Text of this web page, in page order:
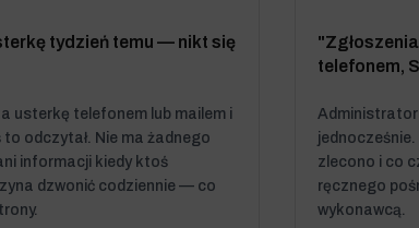
tydzień temu — nikt się
usterkę telefonem lub mailem i
to odczytał. Nie ma żadnego
informacji kiedy ktoś
dzwonić codziennie — co
telefonem,
Administrator
zlecono i co
ręcznego
wykonawcą.